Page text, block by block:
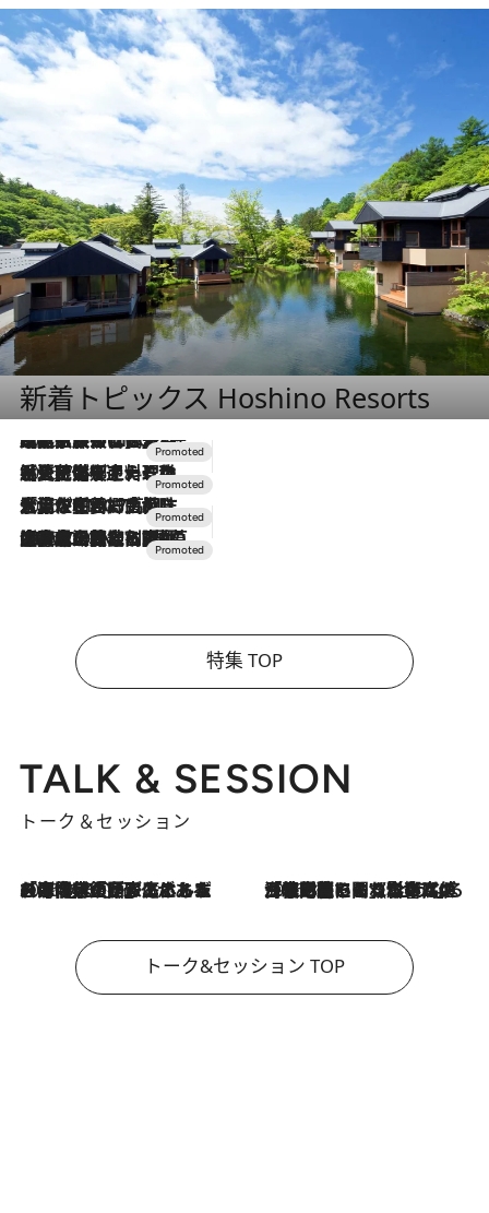
新着トピックス Hoshino Resorts
2026.7.31
【ホテル帰省】という選択肢をOMOが提案。家族とほどよい距離を保つには「昼は実家、夜は気兼ねなくホテルで！」
2026.7.24
【夏限定ディナーコース】旬を迎える稚鮎や花ズッキーニなどをイタリア・トスカーナの郷土料理の手法で満喫！
2026.7.17
「土佐和ハーブかき氷」がOMO7高知に登場！生姜、山椒、大葉など目にも舌にも涼を呼ぶ郷土の味
2026.7.10
NEW OPEN！【界 草津】名湯の地に誕生。趣の異なる2種の温泉と上州ならではの会席・蕎麦割烹など美食を味わう究極の癒やし旅
特集 TOP
TALK & SESSION
トーク＆セッション
2026.8.3
「今後値上げがあるとすれば…」「リスクがあるのは今年の冬」エネルギー専門家が語る、ホルムズ海峡封鎖が家庭にもたらす“ある心配” 2026.8.3
「住宅建てられない…」「サーチャージ料の高値が続いている」ホルムズ海峡封鎖による影響はいつまで続く？《エネルギー専門家に聞く“どうなる日本の暮らし”》
トーク&セッション TOP